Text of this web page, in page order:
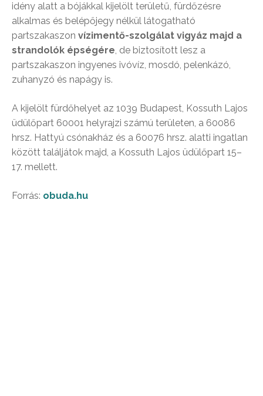
idény alatt a bójákkal kijelölt területű, fürdőzésre
alkalmas és belépőjegy nélkül látogatható
partszakaszon vízimentő-szolgálat vigyáz majd a
strandolók épségére, de biztosított lesz a
partszakaszon ingyenes ivóvíz, mosdó, pelenkázó,
zuhanyzó és napágy is.
A kijelölt fürdőhelyet az 1039 Budapest, Kossuth Lajos
üdülőpart 60001 helyrajzi számú területen, a 60086
hrsz. Hattyú csónakház és a 60076 hrsz. alatti ingatlan
között találjátok majd, a Kossuth Lajos üdülőpart 15–
17. mellett.
Forrás: obuda.hu